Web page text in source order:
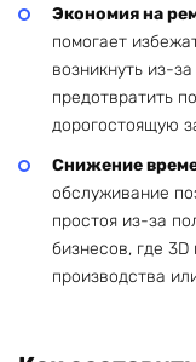
Экономия на
помогает
возникнуть из-
предотвратить
дорогостоящую
Снижение
обслуживание
простоя из-за
бизнесов, где
производства